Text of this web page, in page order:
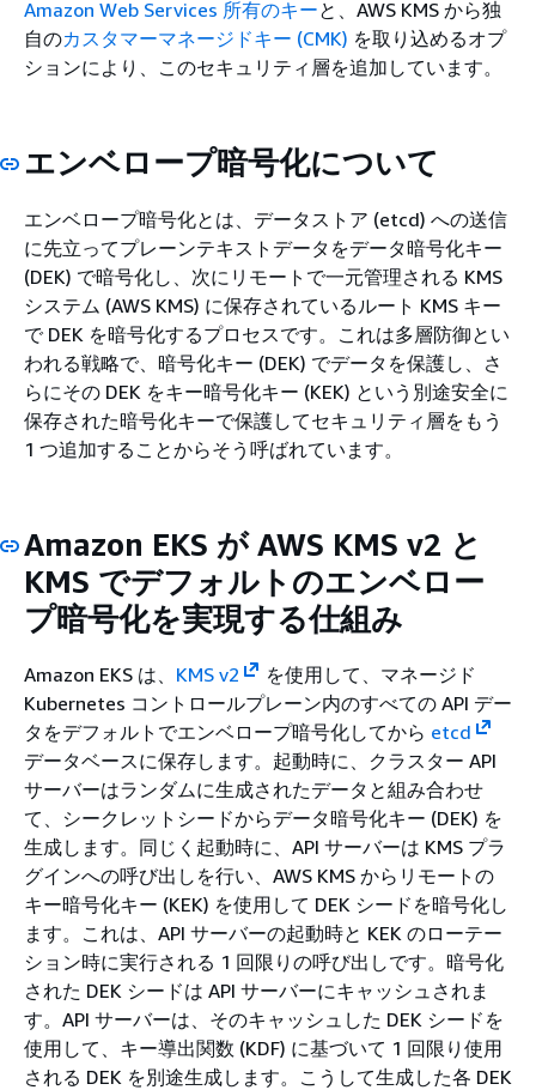
Amazon Web Services 所有のキーと、AWS KMS から独
自のカスタマーマネージドキー (CMK) を取り込めるオプ
ションにより、このセキュリティ層を追加しています。
エンベロープ暗号化について
エンベロープ暗号化とは、データストア (etcd) への送信
に先立ってプレーンテキストデータをデータ暗号化キー
(DEK) で暗号化し、次にリモートで一元管理される KMS
システム (AWS KMS) に保存されているルート KMS キー
で DEK を暗号化するプロセスです。これは多層防御とい
われる戦略で、暗号化キー (DEK) でデータを保護し、さ
らにその DEK をキー暗号化キー (KEK) という別途安全に
保存された暗号化キーで保護してセキュリティ層をもう
1 つ追加することからそう呼ばれています。
Amazon EKS が AWS KMS v2 と
KMS でデフォルトのエンベロー
プ暗号化を実現する仕組み
Amazon EKS は、 KMS v2
を使用して、マネージド
Kubernetes コントロールプレーン内のすべての API デー
タをデフォルトでエンベロープ暗号化してから etcd
データベースに保存します。起動時に、クラスター API
サーバーはランダムに生成されたデータと組み合わせ
て、シークレットシードからデータ暗号化キー (DEK) を
生成します。同じく起動時に、API サーバーは KMS プラ
グインへの呼び出しを行い、AWS KMS からリモートの
キー暗号化キー (KEK) を使用して DEK シードを暗号化し
ます。これは、API サーバーの起動時と KEK のローテー
ション時に実行される 1 回限りの呼び出しです。暗号化
された DEK シードは API サーバーにキャッシュされま
す。API サーバーは、そのキャッシュした DEK シードを
使用して、キー導出関数 (KDF) に基づいて 1 回限り使用
される DEK を別途生成します。こうして生成した各 DEK